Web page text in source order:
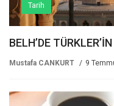
Tarih
BELH’DE
Mustafa CANKURT 9